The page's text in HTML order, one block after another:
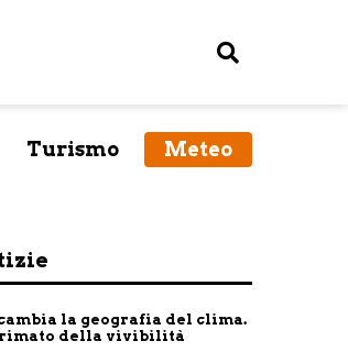
Turismo Meteo
la geografia del clima.
della vivibilità